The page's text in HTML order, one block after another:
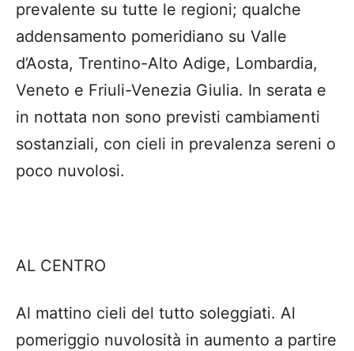
prevalente su tutte le regioni; qualche
addensamento pomeridiano su Valle
d’Aosta, Trentino-Alto Adige, Lombardia,
Veneto e Friuli-Venezia Giulia. In serata e
in nottata non sono previsti cambiamenti
sostanziali, con cieli in prevalenza sereni o
poco nuvolosi.
AL CENTRO
Al mattino cieli del tutto soleggiati. Al
pomeriggio nuvolosità in aumento a partire